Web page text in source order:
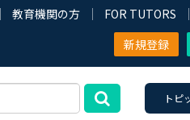
教育機関の方 FOR TUTORS
新規登録
トピ